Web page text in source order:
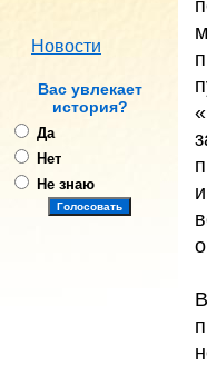
Новости
Ваc увлекает
история?
Да
Нет
Не знаю